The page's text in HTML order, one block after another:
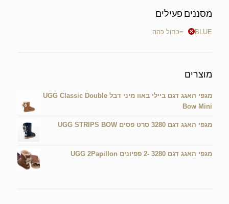
מסננים פעילים
BLUE=כחול כהה
מוצרים
מגפי האגג דגם ביילי באוו מיני דבל UGG Classic Double
Bow Mini
מגפי האגג דגם 3280 סרט פסים UGG STRIPS BOW
מגפי האגג דגם 3280 -2 פפיונים UGG 2Papillon